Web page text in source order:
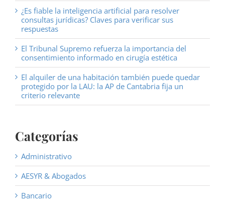
¿Es fiable la inteligencia artificial para resolver
consultas jurídicas? Claves para verificar sus
respuestas
El Tribunal Supremo refuerza la importancia del
consentimiento informado en cirugía estética
El alquiler de una habitación también puede quedar
protegido por la LAU: la AP de Cantabria fija un
criterio relevante
Categorías
Administrativo
AESYR & Abogados
Bancario